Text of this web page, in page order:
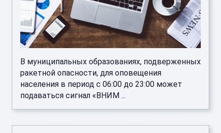
В муниципальных образованиях, подверженных
ракетной опасности, для оповещения
населения в период с 06:00 до 23:00 может
подаваться сигнал «ВНИМ ...